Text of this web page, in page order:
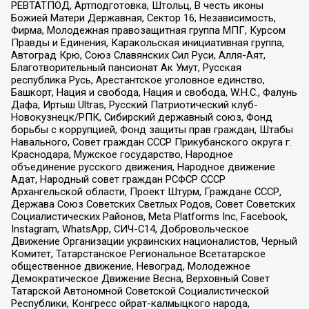
РЕВТАТПОД, Артподготовка, Штольц, В честь иконы
Божией Матери Державная, Сектор 16, Независимость,
Фирма, Молодежная правозащитная группа МПГ, Курсом
Правды и Единения, Каракольская инициативная группа,
Автоград Крю, Союз Славянских Сил Руси, Алля-Аят,
Благотворительный пансионат Ак Умут, Русская
республика Русь, Арестантское уголовное единство,
Башкорт, Нация и свобода, Нация и свобода, W.H.С., Фалунь
Дафа, Иртыш Ultras, Русский Патриотический клуб-
Новокузнецк/РПК, Сибирский державный союз, Фонд
борьбы с коррупцией, Фонд защиты прав граждан, Штабы
Навального, Совет граждан СССР Прикубанского округа г.
Краснодара, Мужское государство, Народное
объединение русского движения, Народное движение
Адат, Народный совет граждан РСФСР СССР
Архангельской области, Проект Штурм, Граждане СССР,
Держава Союз Советских Светлых Родов, Совет Советских
Социалистических Районов, Meta Platforms Inc, Facebook,
Instagram, WhatsApp, СИЧ-С14, Добровольческое
Движение Организации украинских националистов, Черный
Комитет, Татарстанское Региональное Всетатарское
общественное движение, Невоград, Молодежное
Демократическое Движение Весна, Верховный Совет
Татарской Автономной Советской Социалистической
Республики, Конгресс ойрат-калмыцкого народа,